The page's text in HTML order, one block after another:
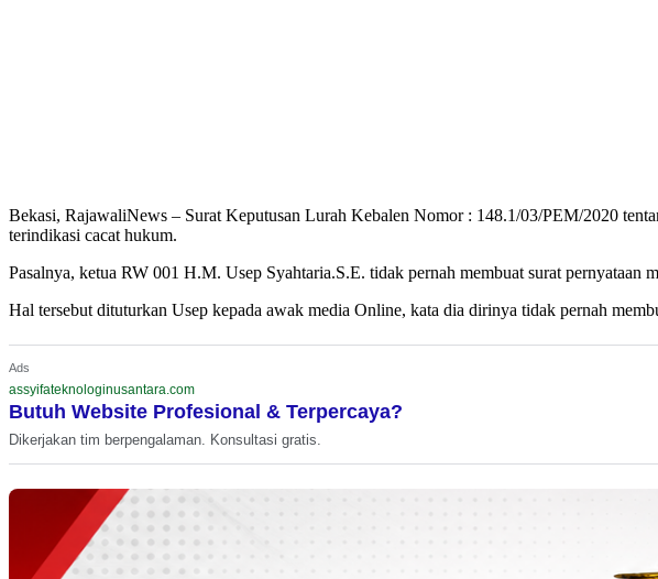
Bekasi, RajawaliNews – Surat Keputusan Lurah Kebalen Nomor : 148.1/03/PEM/2020
terindikasi cacat hukum.
Pasalnya, ketua RW 001 H.M. Usep Syahtaria.S.E. tidak pernah membuat surat pernyataan
Hal tersebut dituturkan Usep kepada awak media Online, kata dia dirinya tidak pernah
Ads
assyifateknologinusantara.com
Butuh Website Profesional & Terpercaya?
Dikerjakan tim berpengalaman. Konsultasi gratis.